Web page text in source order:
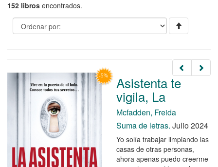
152 libros encontrados.
Asistenta te
vigila, La
Mcfadden, Freida
Suma de letras. Julio 2024
Yo solía trabajar limpiando las
casas de otras personas,
ahora apenas puedo creerme